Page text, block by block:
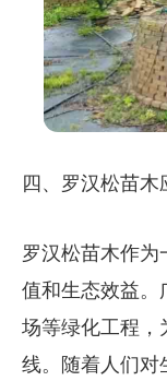
四、罗汉松苗木
罗汉松苗木作为
值和生态效益。
场等绿化工程，
线。随着人们对